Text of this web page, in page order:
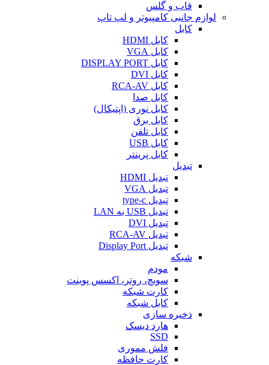
قاب و گلس
لوازم جانبی کامپیوتر و لپ تاپ
کابل
کابل HDMI
کابل VGA
کابل DISPLAY PORT
کابل DVI
کابل RCA-AV
کابل صدا
کابل نوری (اپتیکال)
کابل برق
کابل تلفن
کابل USB
کابل پرینتر
تبدیل
تبدیل HDMI
تبدیل VGA
تبدیل type-c
تبدیل USB به LAN
تبدیل DVI
تبدیل RCA-AV
تبدیل Display Port
شبکه
مودم
سویچ، روتر، اکسس پوینت
کارت شبکه
کابل شبکه
ذخیره سازی
هارد دیسک
SSD
فلش مموری
کارت حافظه